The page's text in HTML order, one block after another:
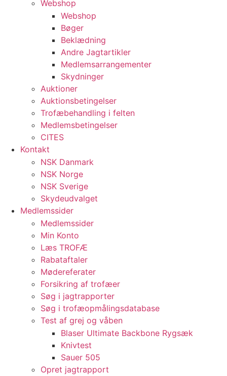
Webshop
Webshop
Bøger
Beklædning
Andre Jagtartikler
Medlemsarrangementer
Skydninger
Auktioner
Auktionsbetingelser
Trofæbehandling i felten
Medlemsbetingelser
CITES
Kontakt
NSK Danmark
NSK Norge
NSK Sverige
Skydeudvalget
Medlemssider
Medlemssider
Min Konto
Læs TROFÆ
Rabataftaler
Mødereferater
Forsikring af trofæer
Søg i jagtrapporter
Søg i trofæopmålingsdatabase
Test af grej og våben
Blaser Ultimate Backbone Rygsæk
Knivtest
Sauer 505
Opret jagtrapport